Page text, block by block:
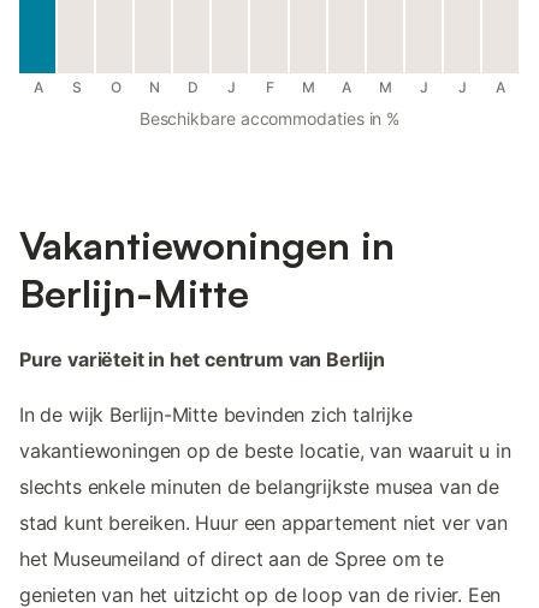
A S O N D J F M A M J J A
Beschikbare accommodaties in %
Vakantiewoningen in
Berlijn-Mitte
Pure variëteit in het centrum van Berlijn
In de wijk Berlijn-Mitte bevinden zich talrijke
vakantiewoningen op de beste locatie, van waaruit u in
slechts enkele minuten de belangrijkste musea van de
stad kunt bereiken. Huur een appartement niet ver van
het Museumeiland of direct aan de Spree om te
genieten van het uitzicht op de loop van de rivier. Een